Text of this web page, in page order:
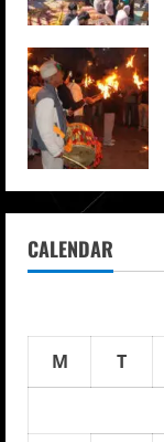
CALENDAR
M T